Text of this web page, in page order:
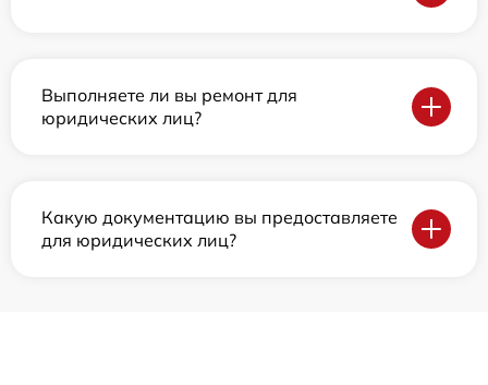
Выполняете ли вы ремонт для
юридических лиц?
Какую документацию вы предоставляете
для юридических лиц?